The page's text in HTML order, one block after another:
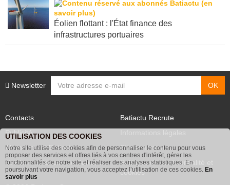
Éolien flottant : l'État finance des
infrastructures portuaires
Newsletter
Contacts
Publicité
Abonnement Batiactu
Voir les contenus+ de Batiactu
Batiactu Recrute
Site annonceurs
Politique de confidentialité et
cookies
UTILISATION DES COOKIES
Notre site utilise des cookies afin de personnaliser le contenu pour vous
proposer des services et offres liés à vos centres d'intérêt, gérer les
fonctionnalités de notre site et réaliser des analyses statistiques. En
poursuivant votre navigation, vous acceptez l’utilisation de ces cookies. En
savoir plus